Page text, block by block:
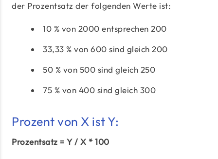
der Prozentsatz der folgenden Werte ist:
10 % von 2000 entsprechen 200
33,33 % von 600 sind gleich 200
50 % von 500 sind gleich 250
75 % von 400 sind gleich 300
Prozent von X ist Y:
Prozentsatz = Y / X * 100